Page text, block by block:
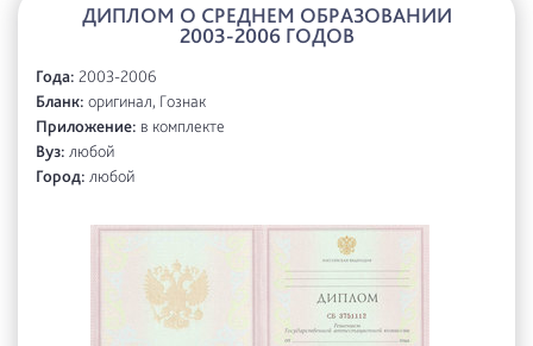
ДИПЛОМ О СРЕДНЕМ ОБРАЗОВАНИИ
2003-2006 ГОДОВ
Года: 2003-2006
Бланк: оригинал, Гознак
Приложение: в комплекте
Вуз: любой
Город: любой